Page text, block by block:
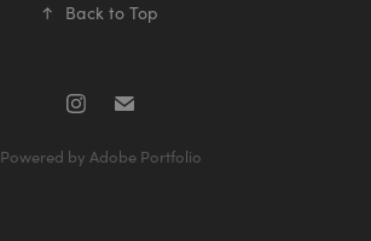
↑ Back to Top
Powered by Adobe Portfolio